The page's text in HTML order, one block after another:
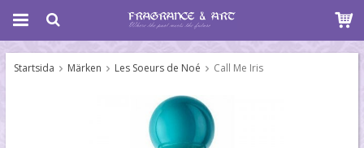
Startsida Märken Les Soeurs de Noé Call Me Iris